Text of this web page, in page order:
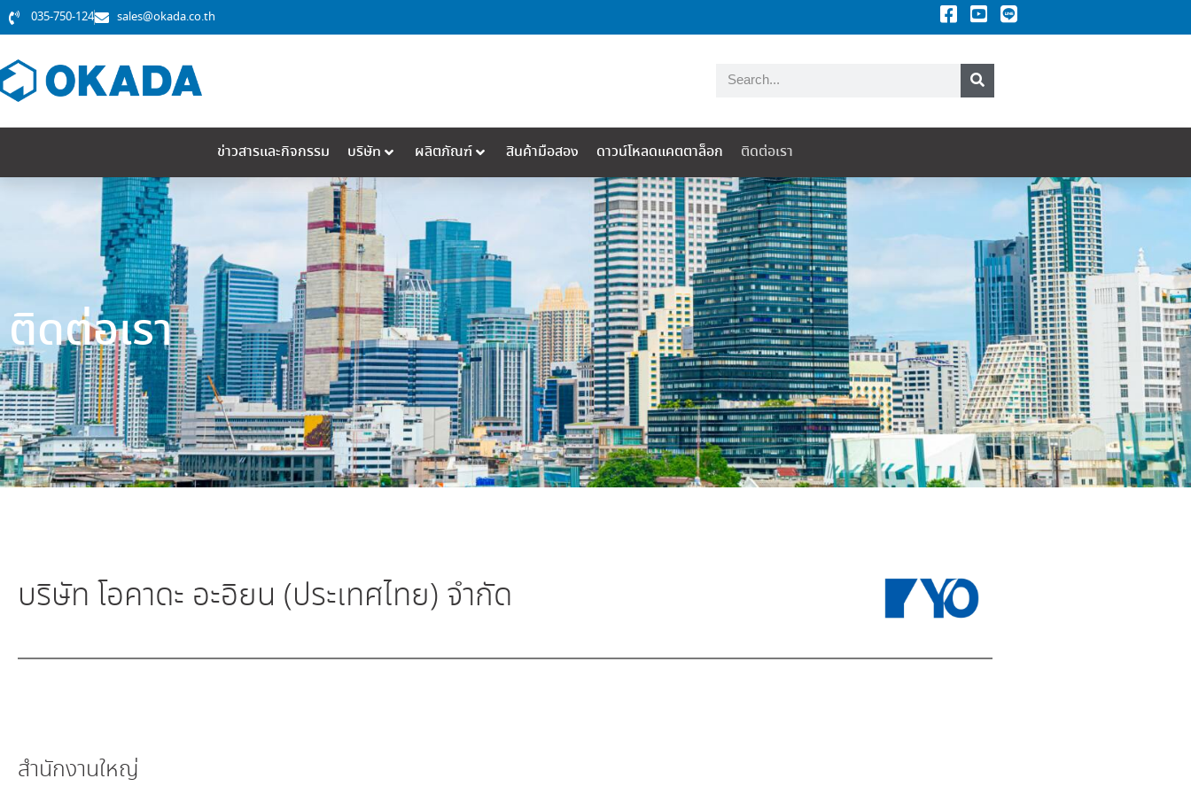
035-750-124 sales@okada.co.th
ข่าวสารและกิจกรรม บริษัท ผลิตภัณฑ์ สินค้ามือสอง ดาวน์โหลดแคตตาล็อก ติดต่อเรา
ติดต่อเรา
บริษัท โอคาดะ อะอิยน (ประเทศไทย) จำกัด
สำนักงานใหญ่